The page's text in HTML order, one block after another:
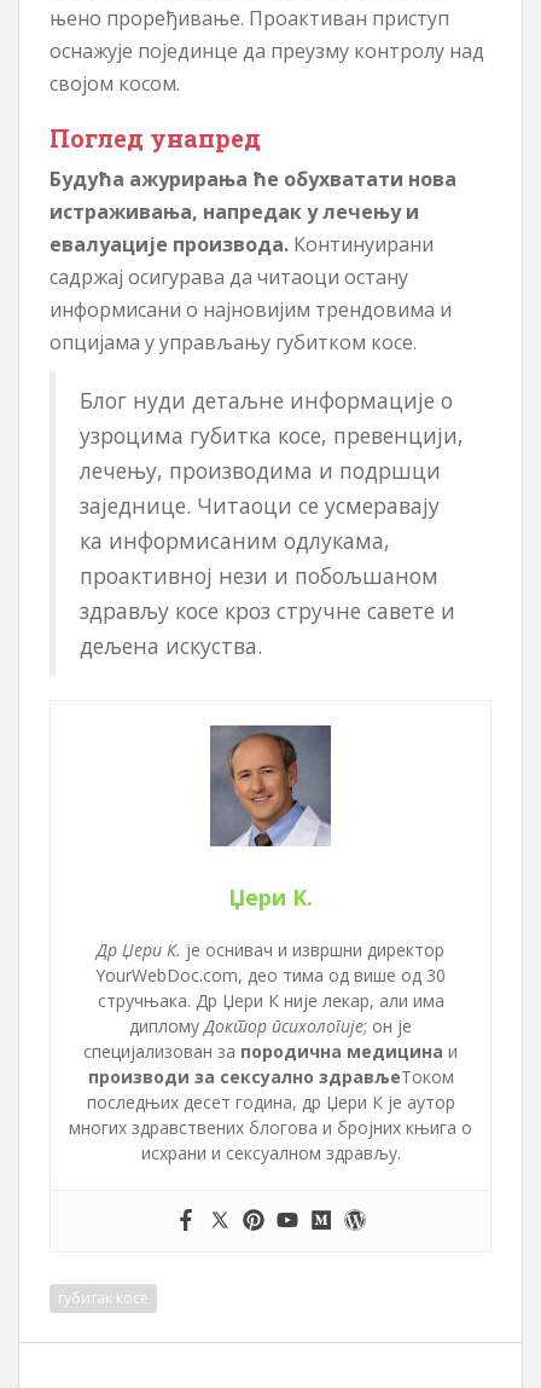
њено проређивање. Проактиван приступ
оснажује појединце да преузму контролу над
својом косом.
Поглед унапред
Будућа ажурирања ће обухватати нова
истраживања, напредак у лечењу и
евалуације производа. Континуирани
садржај осигурава да читаоци остану
информисани о најновијим трендовима и
опцијама у управљању губитком косе.
Блог нуди детаљне информације о
узроцима губитка косе, превенцији,
лечењу, производима и подршци
заједнице. Читаоци се усмеравају
ка информисаним одлукама,
проактивној нези и побољшаном
здрављу косе кроз стручне савете и
дељена искуства.
Џери К.
Др Џери К. је оснивач и извршни директор
YourWebDoc.com, део тима од више од 30
стручњака. Др Џери К није лекар, али има
диплому Доктор психологије; он је
специјализован за породична медицина и
производи за сексуално здрављеТоком
последњих десет година, др Џери К је аутор
многих здравствених блогова и бројних књига о
исхрани и сексуалном здрављу.
губитак косе